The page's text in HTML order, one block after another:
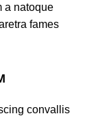
a natoque
fames
convallis